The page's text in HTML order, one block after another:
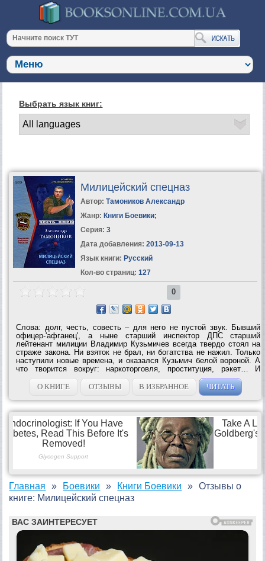
Выбрать язык книг:
Милицейский спецназ
Автор: Тамоников Александр
Жанр: Книги Боевики;
Серия: 3
Дата добавления: 2013-09-13
Язык книги: Русский
Кол-во страниц: 127
0
Слова: долг, честь, совесть – для него не пустой звук. Бывший
офицер-'афганец', а ныне старший инспектор ДПС старший
лейтенант милиции Владимир Кузьмичев всегда твердо стоял на
страже закона. Ни взяток не брал, ни богатства не нажил. Только
наступили новые времена, и оказался Кузьмич белой вороной. А
что творится вокруг: наркоторговля, проституция, рэкет… И
заправляет всеми грязными делами в небольшом городке не кто
иной, как сынок...
О КНИГЕ ОТЗЫВЫ В ИЗБРАННОЕ ЧИТАТЬ
Главная Боевики Книги Боевики
Отзывы о
книге: Милицейский спецназ